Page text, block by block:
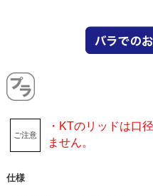
ご注意
・KTのリッドは口
ません。
仕様